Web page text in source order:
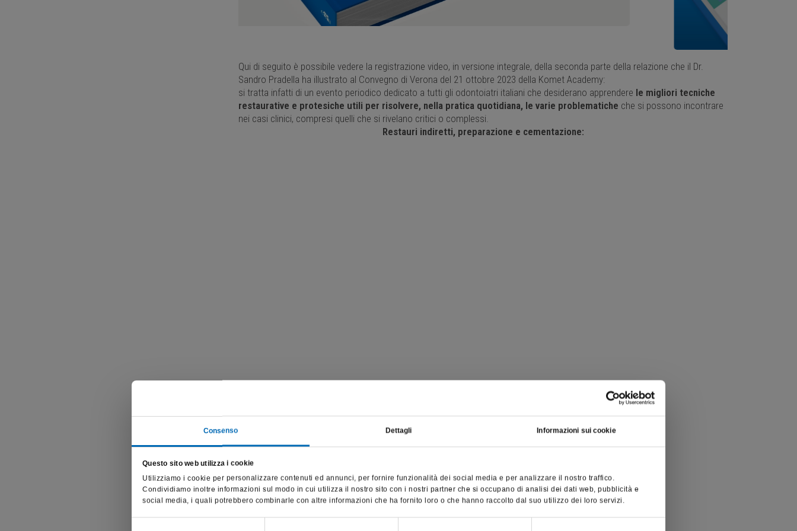
Consenso Dettagli Informazioni sui cookie
Questo sito web utilizza i cookie
Utilizziamo i cookie per personalizzare contenuti ed annunci, per fornire funzionalità dei social media e per analizzare il nostro traffico.
Condividiamo inoltre informazioni sul modo in cui utilizza il nostro sito con i nostri partner che si occupano di analisi dei dati web, pubblicità e
social media, i quali potrebbero combinarle con altre informazioni che ha fornito loro o che hanno raccolto dal suo utilizzo dei loro servizi.
Qui di seguito è possibile vedere la registrazione video, in versione integrale, della seconda parte della relazione che il Dr.
Sandro Pradella ha illustrato al Convegno di Verona del 21 ottobre 2023 della Komet Academy:
si tratta infatti di un evento periodico dedicato a tutti gli odontoiatri italiani che desiderano apprendere le migliori tecniche
restaurative e protesiche utili per risolvere, nella pratica quotidiana, le varie problematiche che si possono incontrare
nei casi clinici, compresi quelli che si rivelano critici o complessi.
Restauri indiretti, preparazione e cementazione:
e riporta dati, prodotti e beni sensibili per la salute e la sicurezza
del paziente; pertanto, per visitare il sito, dichiaro di essere un
operatore sanitario.